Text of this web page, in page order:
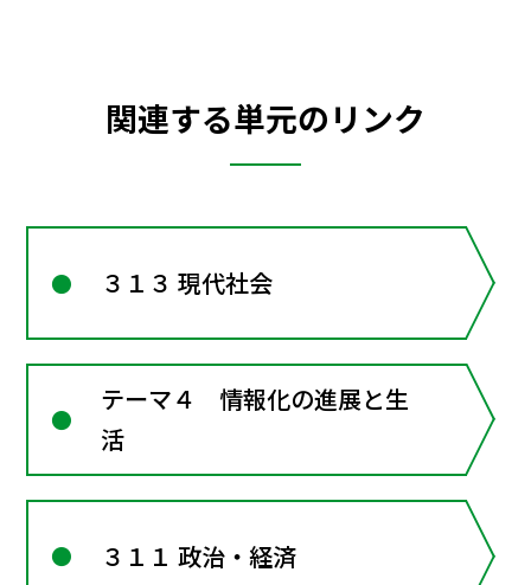
関連する単元のリンク
３１３ 現代社会
テーマ４ 情報化の進展と生
活
３１１ 政治・経済